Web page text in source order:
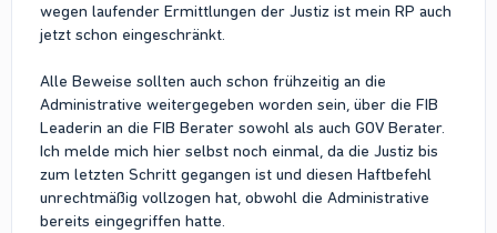
wegen laufender Ermittlungen der Justiz ist mein RP auch
jetzt schon eingeschränkt.
Alle Beweise sollten auch schon frühzeitig an die
Administrative weitergegeben worden sein, über die FIB
Leaderin an die FIB Berater sowohl als auch GOV Berater.
Ich melde mich hier selbst noch einmal, da die Justiz bis
zum letzten Schritt gegangen ist und diesen Haftbefehl
unrechtmäßig vollzogen hat, obwohl die Administrative
bereits eingegriffen hatte.